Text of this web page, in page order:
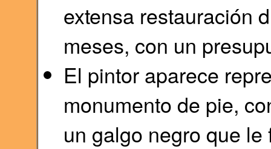
extensa restauración
meses, con un
El pintor aparece
monumento de pie,
un galgo negro que